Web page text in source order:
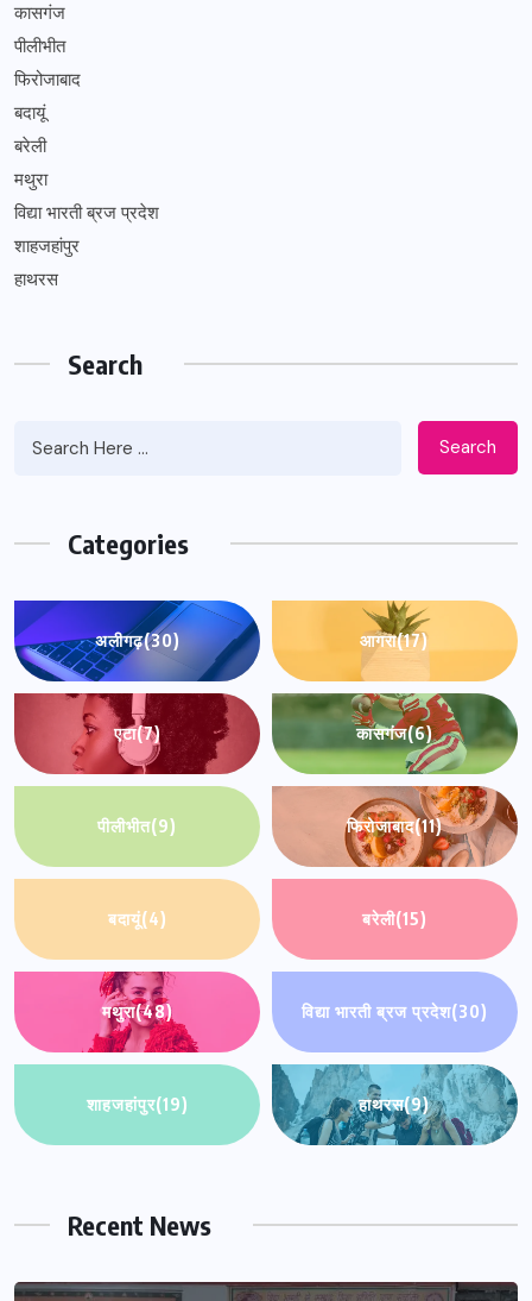
कासगंज
पीलीभीत
फिरोजाबाद
बदायूं
बरेली
मथुरा
विद्या भारती ब्रज प्रदेश
शाहजहांपुर
हाथरस
Search
Search
Categories
अलीगढ़(30) आगरा(17)
एटा(7) कासगंज(6)
पीलीभीत(9) फिरोजाबाद(11)
बदायूं(4) बरेली(15)
मथुरा(48) विद्या भारती ब्रज प्रदेश(30)
शाहजहांपुर(19) हाथरस(9)
Recent News